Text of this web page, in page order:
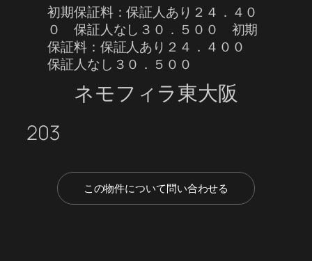
初期保証料：保証人あり２４．４０
０ 保証人なし３０．５００ 初期
保証料：保証人あり２４．４００
保証人なし３０．５００
ネモフィラ東大阪
203
この物件について問い合わせる